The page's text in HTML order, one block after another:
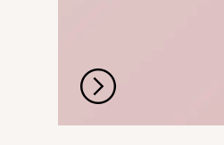
QUE INSPIRAN.